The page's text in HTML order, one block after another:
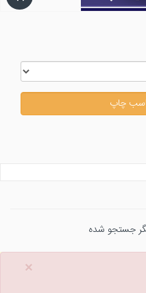
چاپ
جستجو شده
×